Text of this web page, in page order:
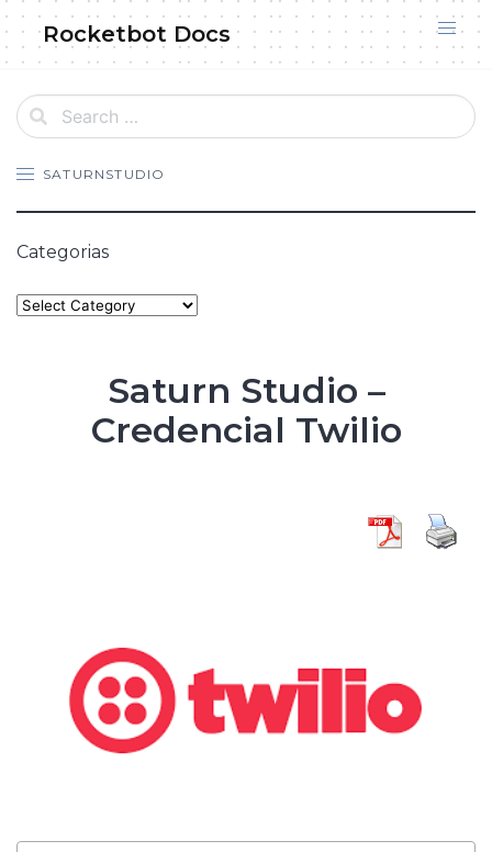
Skip
to
content
Rocketbot Docs
SATURNSTUDIO
Categorias
Categories
Saturn Studio –
Credencial Twilio